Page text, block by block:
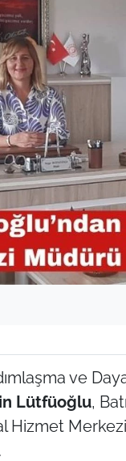
ve
Lütfüoğlu,
Hizmet